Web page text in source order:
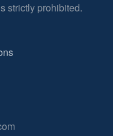
strictly prohibited.